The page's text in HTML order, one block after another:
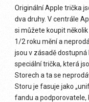
Originální Apple trička
dva druhy. V centrále
si můžete koupit
1/2 roku mění a
jsou v zásadě
speciální trička, která
Storech a ta se
Storu je fasuje jako
fandu a podporovatele,